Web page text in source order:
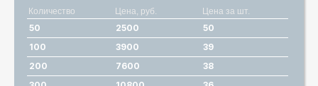
Количество Цена, руб. Цена за шт.
50 2500
50
100
3900
39
200
7600
38